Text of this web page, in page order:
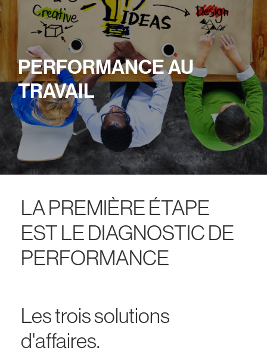
PERFORMANCE AU
TRAVAIL
LA PREMIÈRE ÉTAPE
EST LE DIAGNOSTIC DE
PERFORMANCE
Les trois solutions
d'affaires.